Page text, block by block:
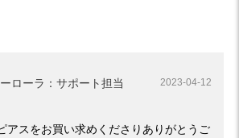
ローラ：サポート担当 2023-04-12
アスをお買い求めくださりありがとうご